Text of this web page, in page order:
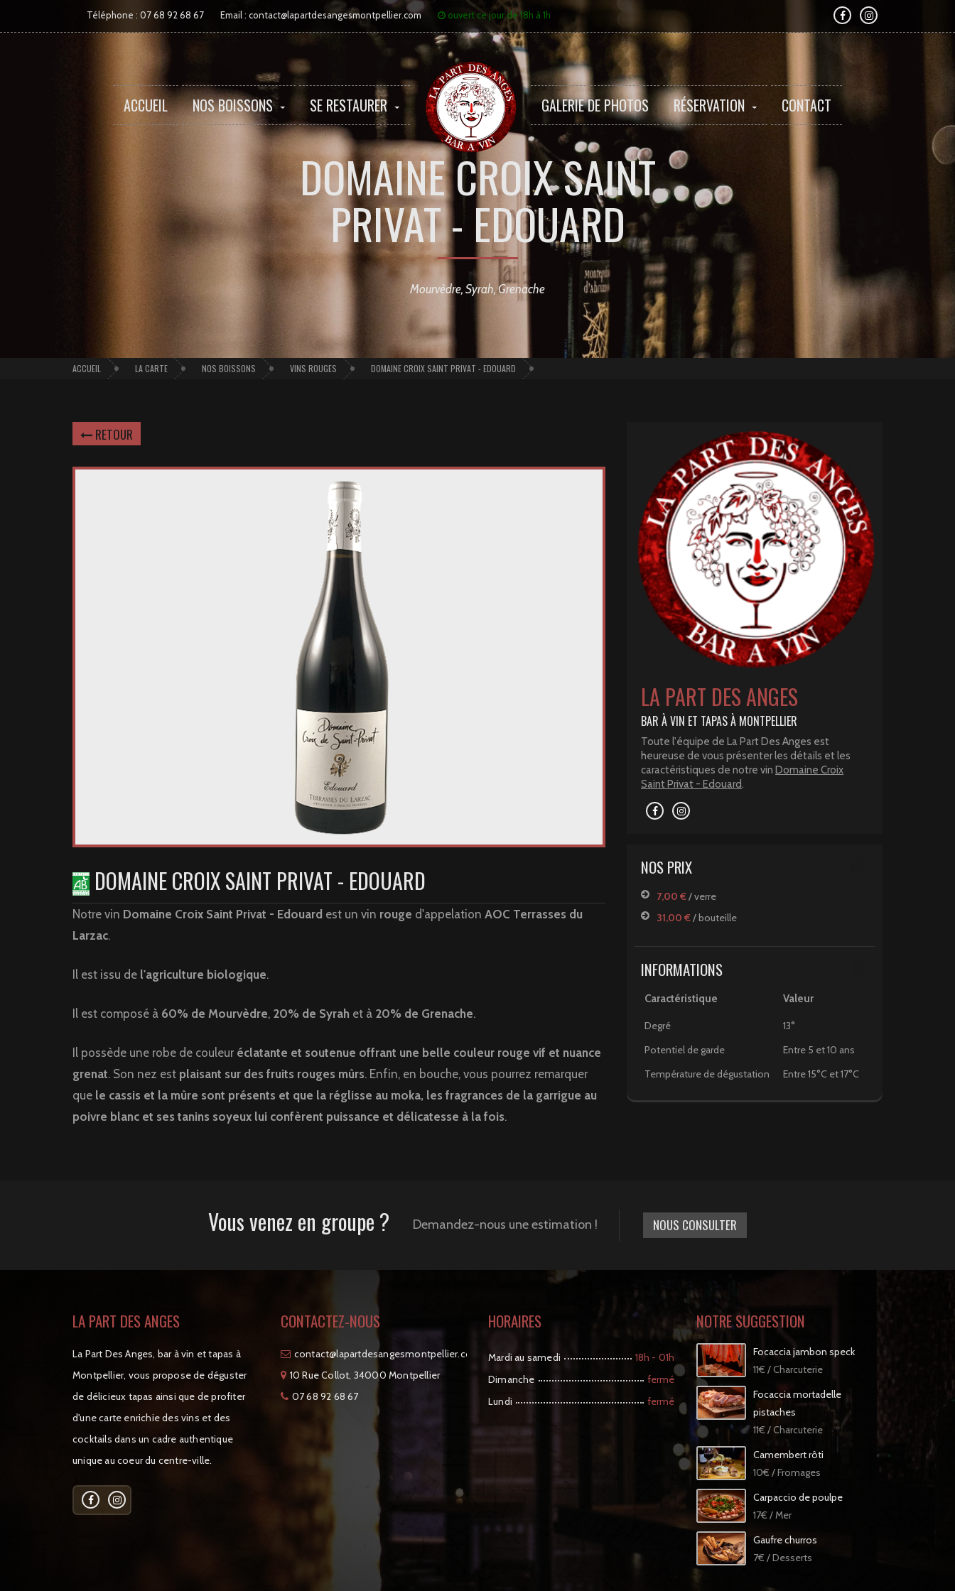
Téléphone : 07 68 92 68 67 Email : moc.reilleptnomsegnasedtrapal@
tcatnoc ouvert ce jour de 18h à 1h
ACCUEIL NOS BOISSONS SE RESTAURER GALERIE DE PHOTOS RÉSERVATION CONTACT
DOMAINE CROIX SAINT
PRIVAT - EDOUARD
Mourvèdre, Syrah, Grenache
ACCUEIL LA CARTE NOS BOISSONS VINS ROUGES DOMAINE CROIX SAINT PRIVAT - EDOUARD
RETOUR
DOMAINE CROIX SAINT PRIVAT - EDOUARD
Notre vin Domaine Croix Saint Privat - Edouard est un vin rouge d'appelation AOC Terrasses du
Larzac.
Il est issu de l'agriculture biologique.
Il est composé à 60% de Mourvèdre, 20% de Syrah et à 20% de Grenache.
Il possède une robe de couleur éclatante et soutenue offrant une belle couleur rouge vif et nuance
grenat. Son nez est plaisant sur des fruits rouges mûrs. Enfin, en bouche, vous pourrez remarquer
que le cassis et la mûre sont présents et que la réglisse au moka, les fragrances de la garrigue au
poivre blanc et ses tanins soyeux lui confèrent puissance et délicatesse à la fois.
LA PART DES ANGES
BAR À VIN ET TAPAS À MONTPELLIER
Toute l'équipe de La Part Des Anges est
heureuse de vous présenter les détails et les
caractéristiques de notre vin Domaine Croix
Saint Privat - Edouard.
NOS PRIX
7,00 €/ verre
31,00 €/ bouteille
INFORMATIONS
Caractéristique Valeur
Degré
13°
Potentiel de garde
Entre 5 et 10 ans
Température de dégustation
Entre 15°C et 17°C
Vous venez en groupe ? Demandez-nous une estimation ! NOUS CONSULTER
LA PART DES ANGES
La Part Des Anges, bar à vin et tapas à
Montpellier, vous propose de déguster
de délicieux tapas ainsi que de profiter
d'une carte enrichie des vins et des
cocktails dans un cadre authentique
unique au coeur du centre-ville.
CONTACTEZ-NOUS
moc.reilleptnomsegnasedtrapal@
tcatnoc
10 Rue Collot, 34000 Montpellier
07 68 92 68 67
HORAIRES
Mardi au samedi
18h - 01h
Dimanche
fermé
Lundi
fermé
NOTRE SUGGESTION
Focaccia jambon speck
11€ / Charcuterie
Focaccia mortadelle
pistaches
11€ / Charcuterie
Camembert rôti
10€ / Fromages
Carpaccio de poulpe
17€ / Mer
Gaufre churros
7€ / Desserts